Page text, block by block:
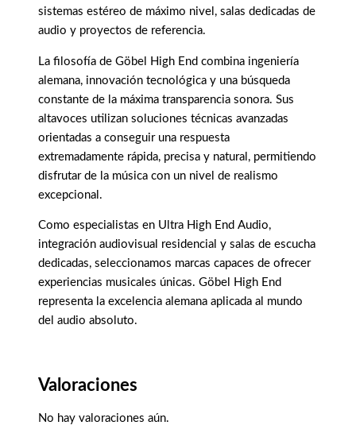
sistemas estéreo de máximo nivel, salas dedicadas de
audio y proyectos de referencia.
La filosofía de Göbel High End combina ingeniería
alemana, innovación tecnológica y una búsqueda
constante de la máxima transparencia sonora. Sus
altavoces utilizan soluciones técnicas avanzadas
orientadas a conseguir una respuesta
extremadamente rápida, precisa y natural, permitiendo
disfrutar de la música con un nivel de realismo
excepcional.
Como especialistas en Ultra High End Audio,
integración audiovisual residencial y salas de escucha
dedicadas, seleccionamos marcas capaces de ofrecer
experiencias musicales únicas. Göbel High End
representa la excelencia alemana aplicada al mundo
del audio absoluto.
Valoraciones
No hay valoraciones aún.